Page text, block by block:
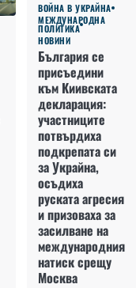
ВОЙНА В УКРАЙНА
МЕЖДУНАРОДНА
ПОЛИТИКА
НОВИНИ
България се
присъедини
към Киивската
декларация:
участниците
потвърдиха
подкрепата си
за Украйна,
осъдиха
руската агресия
и призоваха за
засилване на
международния
натиск срещу
Москва